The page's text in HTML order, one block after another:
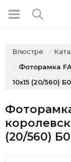
Влюстре /
/
Фоторамка
10х15 (20/560)
(20/560)